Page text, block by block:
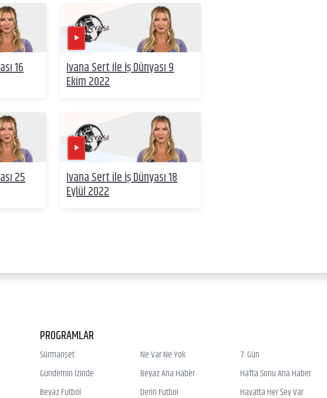
16 Ivana Sert ile İş Dünyası 9
Ekim 2022
25 Ivana Sert ile İş Dünyası 18
Eylül 2022
PROGRAMLAR
Sürmanşet Ne Var Ne Yok 7. Gün
Gündemin İzinde
Beyaz Ana Haber Hafta Sonu Ana Haber
Beyaz Futbol
Derin Futbol Hayatta Her Şey Var